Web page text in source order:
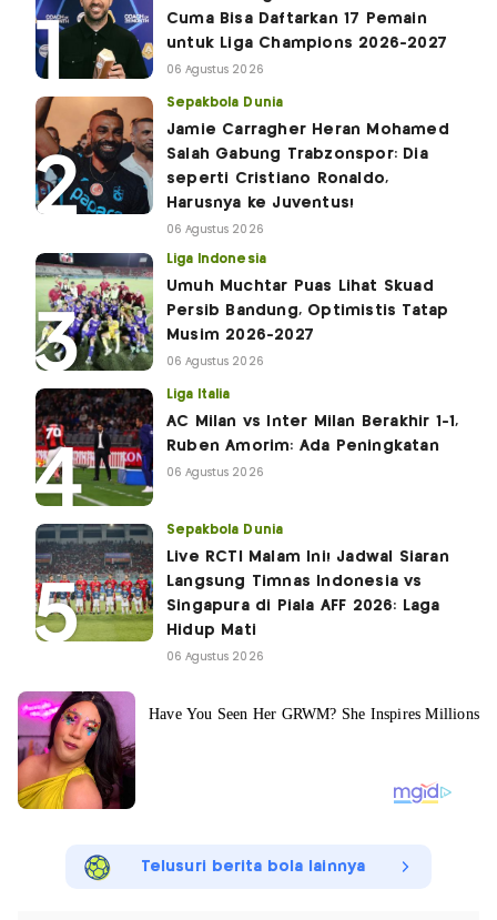
Cuma Bisa Daftarkan 17 Pemain
untuk Liga Champions 2026-2027
06 Agustus 2026
Sepakbola Dunia
Jamie Carragher Heran Mohamed
Salah Gabung Trabzonspor: Dia
seperti Cristiano Ronaldo,
Harusnya ke Juventus!
06 Agustus 2026
Liga Indonesia
Umuh Muchtar Puas Lihat Skuad
Persib Bandung, Optimistis Tatap
Musim 2026-2027
06 Agustus 2026
Liga Italia
AC Milan vs Inter Milan Berakhir 1-1,
Ruben Amorim: Ada Peningkatan
06 Agustus 2026
Sepakbola Dunia
Live RCTI Malam Ini! Jadwal Siaran
Langsung Timnas Indonesia vs
Singapura di Piala AFF 2026: Laga
Hidup Mati
06 Agustus 2026
Telusuri berita bola lainnya